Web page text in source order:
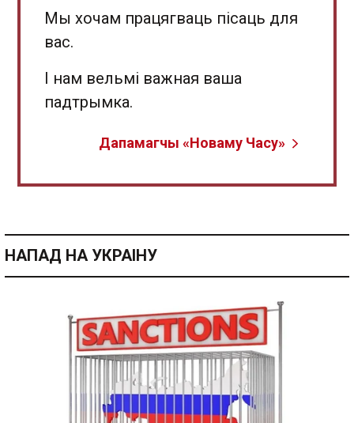
Мы хочам працягваць пісаць для
вас.
І нам вельмі важная ваша
падтрымка.
Дапамагчы «Новаму Часу»
НАПАД НА УКРАІНУ